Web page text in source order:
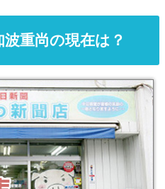
波重尚の現在は？